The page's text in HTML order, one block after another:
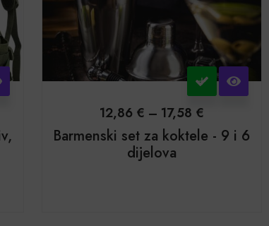
12,86 € – 17,58 €
Barmenski set za koktele - 9 i 6
dijelova